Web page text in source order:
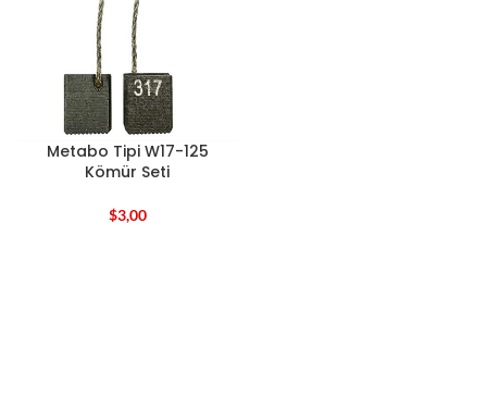
Metabo Tipi W17-125
Kömür Seti
$3,00